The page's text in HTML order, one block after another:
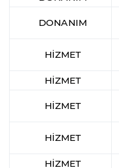
DONANIM
HİZMET
HİZMET
HİZMET
HİZMET
HİZMET